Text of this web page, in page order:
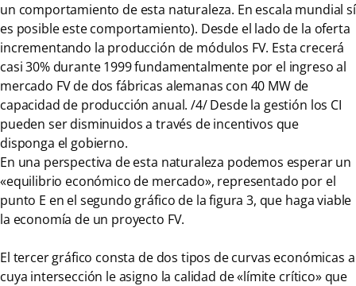
un comportamiento de esta naturaleza. En escala mundial sí
es posible este comportamiento). Desde el lado de la oferta
incrementando la producción de módulos FV. Esta crecerá
casi 30% durante 1999 fundamentalmente por el ingreso al
mercado FV de dos fábricas alemanas con 40 MW de
capacidad de producción anual. /4/ Desde la gestión los CI
pueden ser disminuidos a través de incentivos que
disponga el gobierno.
En una perspectiva de esta naturaleza podemos esperar un
«equilibrio económico de mercado», representado por el
punto E en el segundo gráfico de la figura 3, que haga viable
la economía de un proyecto FV.
El tercer gráfico consta de dos tipos de curvas económicas a
cuya intersección le asigno la calidad de «límite crítico» que